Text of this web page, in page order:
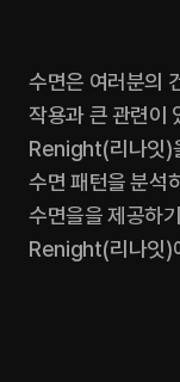
수면은 여러분의
작용과 큰 관련이
Renight(리나잇)
수면 패턴을 분석
수면을을 제공하
Renight(리나잇)